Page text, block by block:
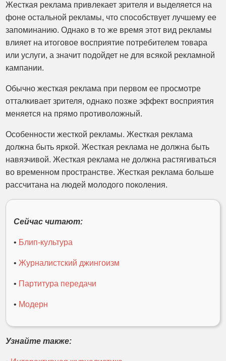
Жесткая реклама привлекает зрителя и выделяется на
фоне остальной рекламы, что способствует лучшему ее
запоминанию. Однако в то же время этот вид рекламы
влияет на итоговое восприятие потребителем товара
или услуги, а значит подойдет не для всякой рекламной
кампании.
Обычно жесткая реклама при первом ее просмотре
отталкивает зрителя, однако позже эффект восприятия
меняется на прямо противоложный.
Особенности жесткой рекламы. Жесткая реклама
должна быть яркой. Жесткая реклама не должна быть
навязчивой. Жесткая реклама не должна растягиваться
во временном пространстве. Жесткая реклама больше
рассчитана на людей молодого поколения.
Сейчас читают:
• Блип-культура
• Журналистский джингоизм
• Партитура передачи
• Модерн
Узнайте также: